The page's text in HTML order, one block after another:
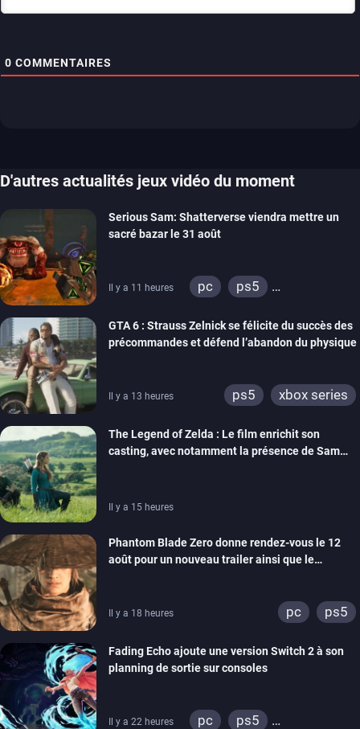
0 COMMENTAIRES
D'autres actualités jeux vidéo du moment
Serious Sam: Shatterverse viendra mettre un
sacré bazar le 31 août
Il y a 11 heures pc
ps5
GTA 6 : Strauss Zelnick se félicite du succès des
précommandes et défend l’abandon du physique
Il y a 13 heures ps5 xbox series
The Legend of Zelda : Le film enrichit son
casting, avec notamment la présence de Sam
Il y a 15 heures
Phantom Blade Zero donne rendez-vous le 12
août pour un nouveau trailer ainsi que le
Il y a 18 heures pc ps5
Fading Echo ajoute une version Switch 2 à son
planning de sortie sur consoles
Il y a 22 heures pc
ps5